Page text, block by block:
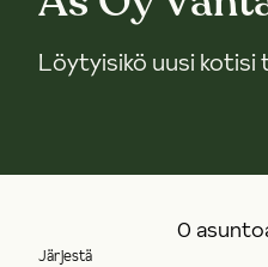
Löytyisikö uusi kotisi
0
Järjestä